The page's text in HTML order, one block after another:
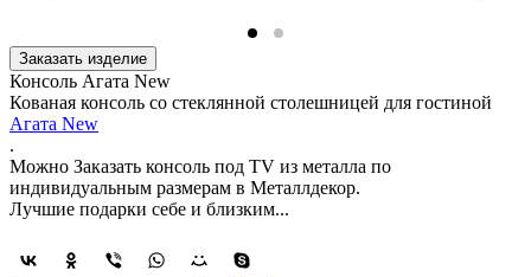
Заказать изделие
Консоль Агата New
Кованая консоль со стеклянной столешницей для гостиной
Агата New
.
Можно Заказать консоль под TV из металла по
индивидуальным размерам в Металлдекор.
Лучшие подарки себе и близким...